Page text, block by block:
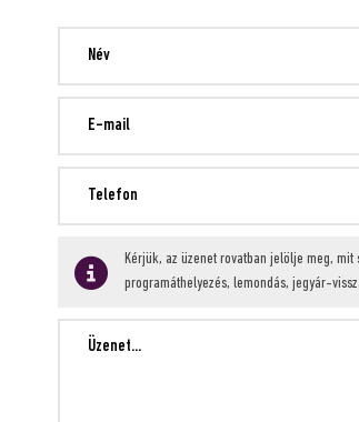
Kérjük, az üzenet rovatban jelölje meg,
programáthelyezés, lemondás, jegyár-